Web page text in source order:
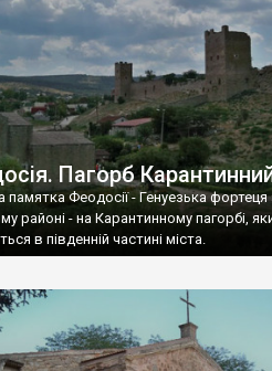
Пагорб
памятка Феодосії - Генуезька
районі - на Карантинному пагорбі,
в південній частині міста.